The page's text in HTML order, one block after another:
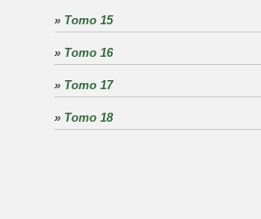
» Tomo 15
» Tomo 16
» Tomo 17
» Tomo 18